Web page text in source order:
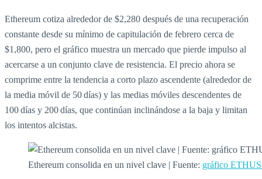
Ethereum cotiza alrededor de $2,280 después de una recuperación
constante desde su mínimo de capitulación de febrero cerca de
$1,800, pero el gráfico muestra un mercado que pierde impulso al
acercarse a un conjunto clave de resistencia. El precio ahora se
comprime entre la tendencia a corto plazo ascendente (alrededor de
la media móvil de 50 días) y las medias móviles descendentes de
100 días y 200 días, que continúan inclinándose a la baja y limitan
los intentos alcistas.
Ethereum consolida en un nivel clave | Fuente: gráfico